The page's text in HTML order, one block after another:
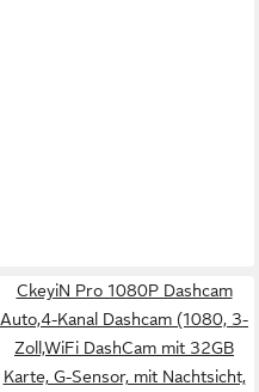
CkeyiN Pro 1080P Dashcam
Auto,4-Kanal Dashcam (1080, 3-
Zoll,WiFi DashCam mit 32GB
Karte, G-Sensor, mit Nachtsicht,